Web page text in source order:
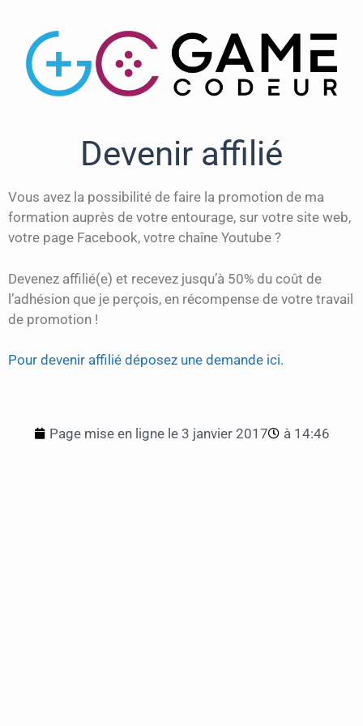
Devenir affilié
Vous avez la possibilité de faire la promotion de ma
formation auprès de votre entourage, sur votre site web,
votre page Facebook, votre chaîne Youtube ?
Devenez affilié(e) et recevez jusqu’à 50% du coût de
l’adhésion que je perçois, en récompense de votre travail
de promotion !
Pour devenir affilié déposez une demande ici.
Page mise en ligne le 3 janvier 2017 à 14:46